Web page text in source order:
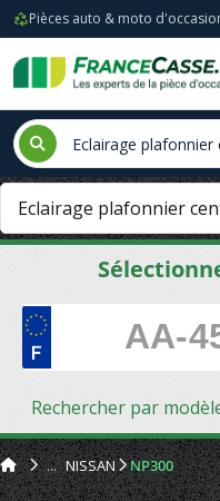
Pièces auto & moto
Rechercher par
NISSAN NP300